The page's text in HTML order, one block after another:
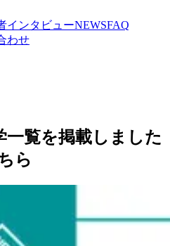
インタビューNEWSFAQ
わせ
一覧を掲載しました
ら